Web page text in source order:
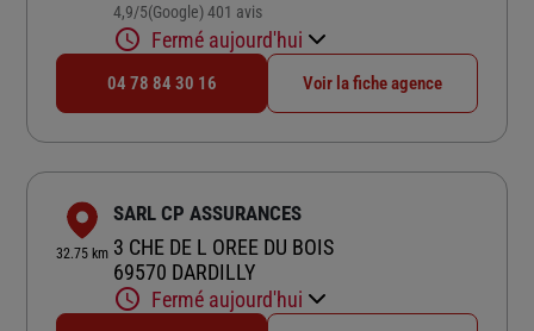
4,9/5Note de 4.9 sur 5
(Google) 401 avis
Fermé aujourd'hui
04 78 84 30 16 Voir la fiche agence
32.75 km
SARL CP ASSURANCES
3 CHE DE L OREE DU BOIS
69570 DARDILLY
Fermé aujourd'hui